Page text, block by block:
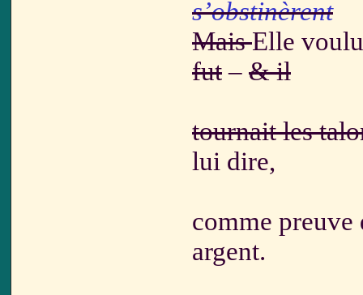
s’obstinèrent
MaisElle
fut– & il
tournait les
lui dire,
comme
argent.